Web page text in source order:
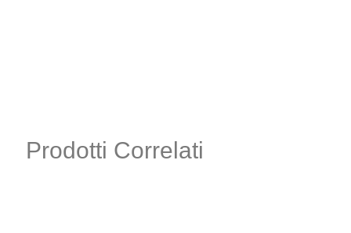
Prodotti Correlati